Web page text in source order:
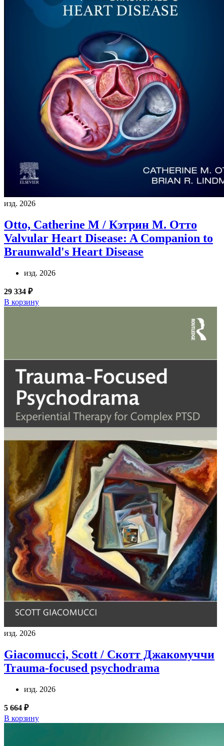
изд. 2026
Otto, Catherine M / Кэтрин М. Отто
Valvular Heart Disease: A Companion to
Braunwald's Heart Disease
изд. 2026
29 334 ₽
В корзину
изд. 2026
Giacomucci, Scott / Скотт Джакомуччи
Trauma-focused psychodrama
изд. 2026
5 664 ₽
В корзину